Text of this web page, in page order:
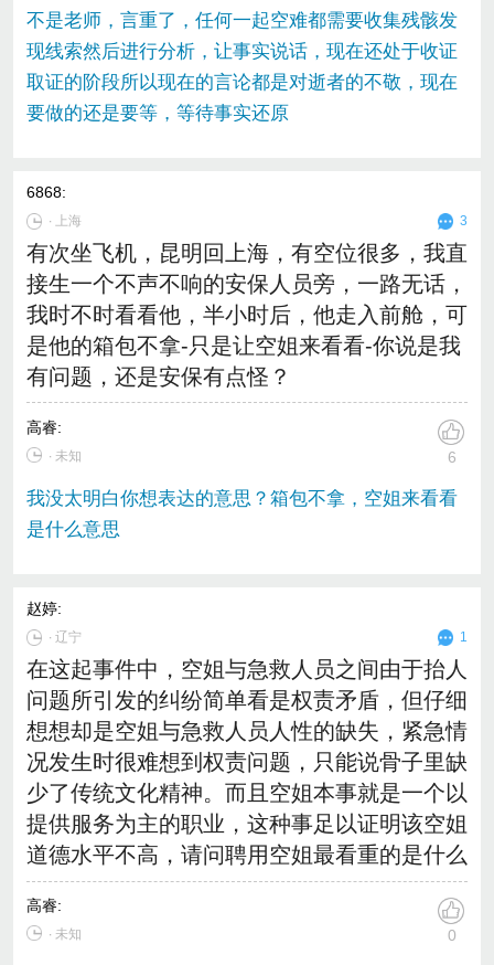
不是老师，言重了，任何一起空难都需要收集残骸发
现线索然后进行分析，让事实说话，现在还处于收证
取证的阶段所以现在的言论都是对逝者的不敬，现在
要做的还是要等，等待事实还原
6868:
∙ 上海 3
有次坐飞机，昆明回上海，有空位很多，我直
接生一个不声不响的安保人员旁，一路无话，
我时不时看看他，半小时后，他走入前舱，可
是他的箱包不拿-只是让空姐来看看-你说是我
有问题，还是安保有点怪？
高睿:
∙ 未知 6
我没太明白你想表达的意思？箱包不拿，空姐来看看
是什么意思
赵婷:
∙辽宁 1
在这起事件中，空姐与急救人员之间由于抬人
问题所引发的纠纷简单看是权责矛盾，但仔细
想想却是空姐与急救人员人性的缺失，紧急情
况发生时很难想到权责问题，只能说骨子里缺
少了传统文化精神。而且空姐本事就是一个以
提供服务为主的职业，这种事足以证明该空姐
道德水平不高，请问聘用空姐最看重的是什么
高睿:
∙ 未知 0